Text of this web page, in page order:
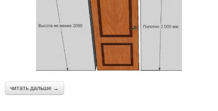
читать дальше →